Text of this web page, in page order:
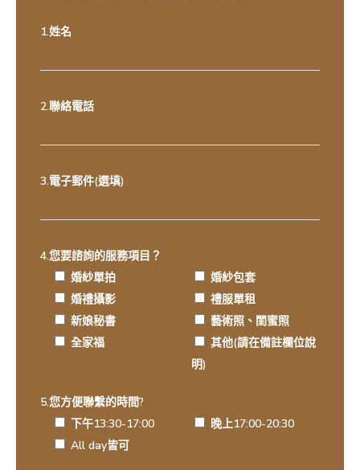
1.姓名
2.聯絡電話
3.電子郵件(選填)
4.您要諮詢的服務項目？
婚紗單拍
婚紗包套
婚禮攝影
禮服單租
新娘秘書
藝術照、閨蜜照
全家福
其他(請在備註欄位說
明)
5.您方便聯繫的時間?
下午13:30-17:00
晚上17:00-20:30
All day皆可